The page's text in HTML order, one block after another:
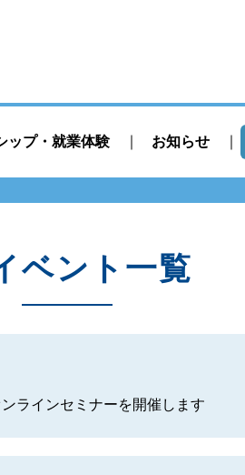
ップ・就業体験 お知らせ
ベント一覧
ラインセミナーを開催します